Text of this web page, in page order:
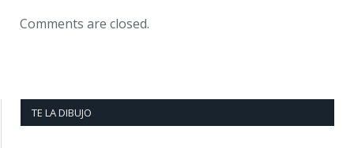
Comments are closed.
TE LA DIBUJO